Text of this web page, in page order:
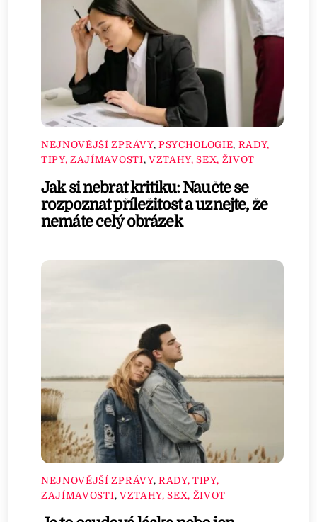
NEJNOVĚJŠÍ ZPRÁVY, PSYCHOLOGIE, RADY,
TIPY, ZAJÍMAVOSTI, VZTAHY, SEX, ŽIVOT
Jak si nebrat kritiku: Naučte se
rozpoznat příležitost a uznejte, že
nemáte celý obrázek
NEJNOVĚJŠÍ ZPRÁVY, RADY, TIPY,
ZAJÍMAVOSTI, VZTAHY, SEX, ŽIVOT